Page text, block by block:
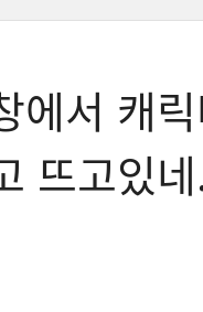
에서 캐
뜨고있